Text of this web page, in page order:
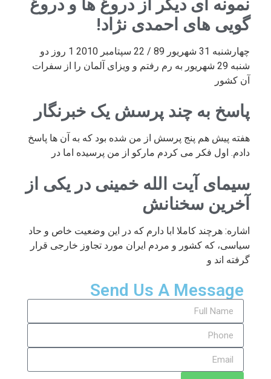
نمونه ای دیگر از دروغ ها و دروغ
گویی های احمدی نژاد!
چهارشنبه 31 شهریور 89 / 22 سپتامبر 2010 1 روز دو
شنبه 29 شهریور به رم رفتم و ویزای آلمان را از سفرات
آن کشور
پاسخ به چند پرسش یک خبرنگار
هفته پیش هم پنج پرسش از من شده بود که به آن ها پاسخ
دادم. اول فکر می کردم مارکو از من پرسیده اما در
سیمای آیت الله خمینی در یکی از
آخرین سخنانش
اشاره: هرچند کاملا ابا دارم که در این وضعیت خاص و حاد
سیاسی، که کشور و مردم ایران مورد تجاوز خارجی قرار
گرفته اند و
Send Us A Message